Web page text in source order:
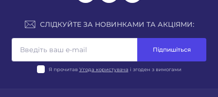
СЛІДКУЙТЕ ЗА НОВИНКАМИ ТА АКЦІЯМИ:
Підпишіться
Я прочитав Угода користувача і згоден з вимогами